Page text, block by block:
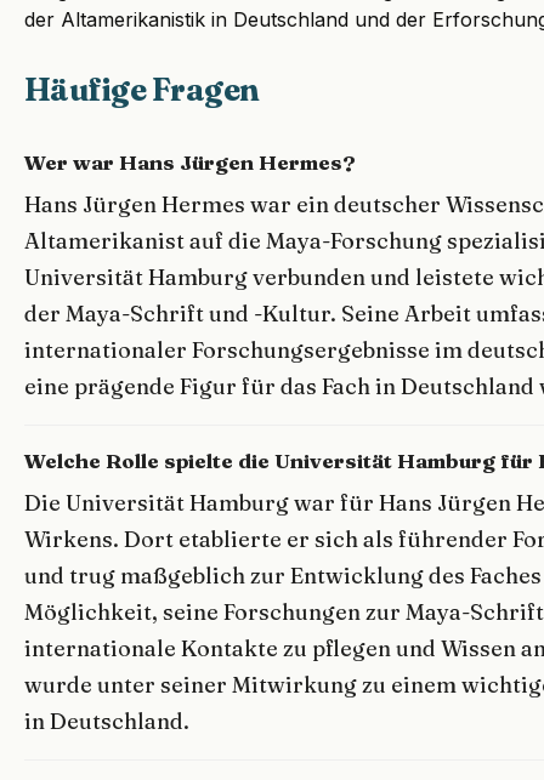
der Altamerikanistik in Deutschland und der
Häufige Fragen
Wer war Hans Jürgen Hermes?
Hans Jürgen Hermes war ein deutscher
Altamerikanist auf die Maya-Forschung
Universität Hamburg verbunden und leistete
der Maya-Schrift und -Kultur. Seine Arbeit
internationaler Forschungsergebnisse im
eine prägende Figur für das Fach in Deutschland
Welche Rolle spielte die Universität Hamburg für
Die Universität Hamburg war für Hans Jürgen
Wirkens. Dort etablierte er sich als führender
und trug maßgeblich zur Entwicklung des
Möglichkeit, seine Forschungen zur Maya-
internationale Kontakte zu pflegen und Wissen
wurde unter seiner Mitwirkung zu einem
in Deutschland.